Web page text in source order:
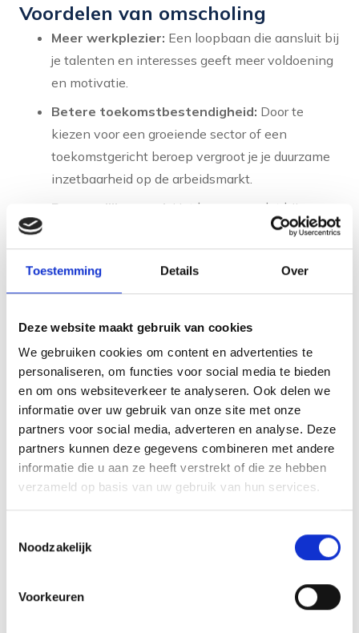
Toestemming Details Over
Deze website maakt gebruik van cookies
We gebruiken cookies om content en advertenties te
personaliseren, om functies voor social media te bieden
en om ons websiteverkeer te analyseren. Ook delen we
informatie over uw gebruik van onze site met onze
partners voor social media, adverteren en analyse. Deze
partners kunnen deze gegevens combineren met andere
informatie die u aan ze heeft verstrekt of die ze hebben
verzameld op basis van uw gebruik van hun services.
Noodzakelijk
Voorkeuren
Voordelen van omscholing
Meer werkplezier: Een loopbaan die aansluit bij
je talenten en interesses geeft meer voldoening
en motivatie.
Betere toekomstbestendigheid: Door te
kiezen voor een groeiende sector of een
toekomstgericht beroep vergroot je je duurzame
inzetbaarheid op de arbeidsmarkt.
Persoonlijke groei: Het leerproces dat bij
omscholing hoort, versterkt je zelfvertrouwen en
vergroot je adaptief vermogen.
Nieuwe kansen:
bleven.
Nadelen en aandachtspunten
Tijdsinvestering:Omscholing kost tijd, soms
meerdere maanden tot jaren, afhankelijk van de
nieuwe richting.
Financiële onzekerheid:Tijdens een
studeren.
vertrouwde rol kan ongemakkelijk voelen, zelfs